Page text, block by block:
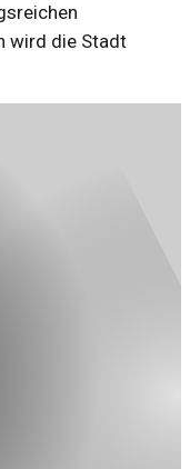
wird die Stadt